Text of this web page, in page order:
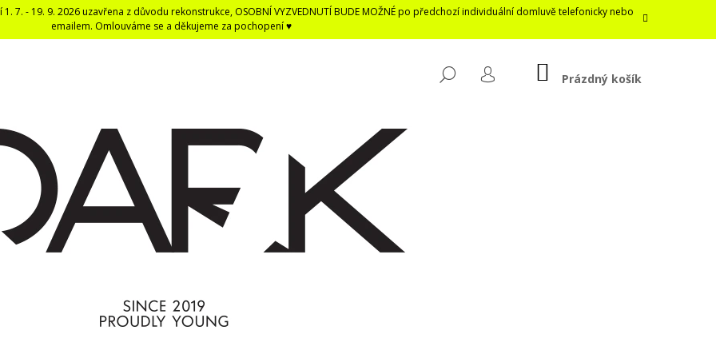
7. - 19. 9. 2026 uzavřena z důvodu rekonstrukce, OSOBNÍ VYZVEDNUTÍ BUDE MOŽNÉ po předchozí individuální domluvě telefonicky nebo
emailem. Omlouváme se a děkujeme za pochopení ♥
HLEDAT
PŘIHLÁŠENÍ
NÁKUPNÍ
KOŠÍK
Prázdný košík
HLEDAT
DOPORUČUJEME